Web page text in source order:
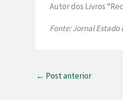
Autor dos Livros
Fonte: Jornal Estado
← Post anterior